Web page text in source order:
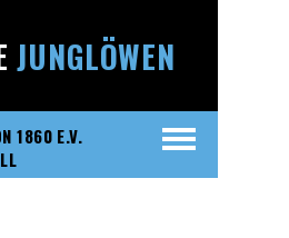
1860 E.V.
JUNGLÖWEN